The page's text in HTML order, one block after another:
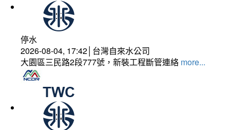
停水
2026-08-04, 17:42│台灣自來水公司
大園區三民路2段777號，新裝工程斷管連絡 more...